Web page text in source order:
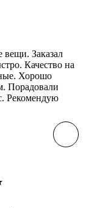
вещи. Заказал
Качество на
Хорошо
Порадовали
Рекомендую